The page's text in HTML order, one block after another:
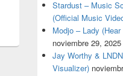
Stardust – Music
(Official Music
Modjo – Lady
noviembre 29, 2025
Jay Worthy &
Visualizer)